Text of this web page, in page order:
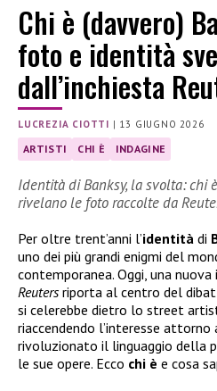
Chi è (davvero)
foto e identità
dall’inchiesta
LUCREZIA CIOTTI | 13 GIUGNO 2026
ARTISTI CHI È INDAGINE
Identità di Banksy, la svolta: chi
rivelano le foto raccolte da
Per oltre trent’anni l’identità di
uno dei più grandi enigmi del
contemporanea. Oggi, una
Reutersriporta al centro del
si celerebbe dietro lo street
riaccendendo l’interesse attorno
rivoluzionato il linguaggio della
le sue opere. Ecco chi è e cosa